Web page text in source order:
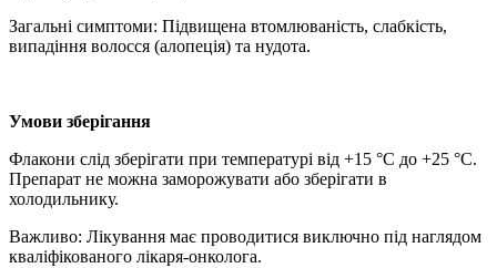
Загальні симптоми: Підвищена втомлюваність, слабкість,
випадіння волосся (алопеція) та нудота.
Умови зберігання
Флакони слід зберігати при температурі від +15 °C до +25 °C.
Препарат не можна заморожувати або зберігати в
холодильнику.
Важливо: Лікування має проводитися виключно під наглядом
кваліфікованого лікаря-онколога.